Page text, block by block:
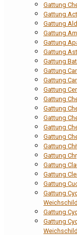
Gattung
Gattung
Gattung
Gattung
Gattung
Gattung
Gattung
Gattung
Gattung
Gattung
Gattung
Gattung
Gattung
Gattung
Gattung
Gattung
Gattung
Gattung
Gattung
Gattung
Gattung
Gattung
Gattung